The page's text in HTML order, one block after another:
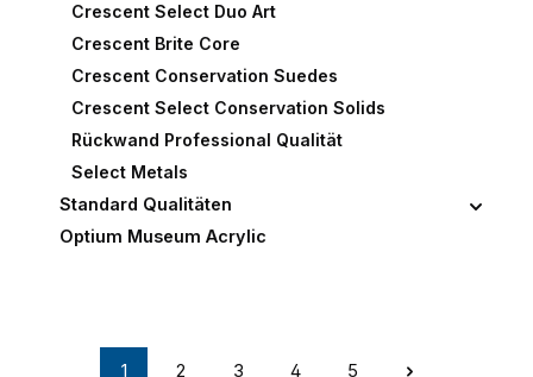
Crescent Select Duo Art
Crescent Brite Core
Crescent Conservation Suedes
Crescent Select Conservation Solids
Rückwand Professional Qualität
Select Metals
Standard Qualitäten
Optium Museum Acrylic
1 2 3 4 5